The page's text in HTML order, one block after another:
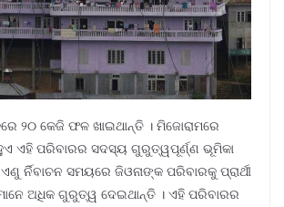
୨୦ କେଜି ଫଳ ଖାଇଥାନ୍ତି । ମିଜୋରାମରେ
ହୁଏ ଏହି ପରିବାରର ସଦସ୍ୟ ଗୁରୁତ୍ୱପୂର୍ଣ୍ଣ ଭୂମିକା
ଏଣୁ ର୍ନିବାଚନ ସମୟରେ ଜିଓନାଙ୍କ ପରିବାରକୁ ପ୍ରାର୍ଥୀ
ଅଧିକ ଗୁରୁତ୍ୱ ଦେଇଥାନ୍ତି । ଏହି ପରିବାରର